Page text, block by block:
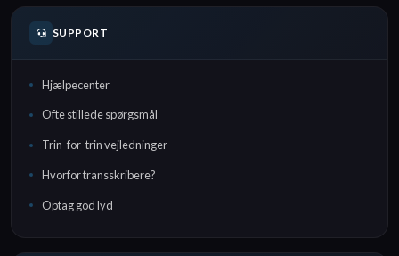
SUPPORT
Hjælpecenter
Ofte stillede spørgsmål
Trin-for-trin vejledninger
Hvorfor transskribere?
Optag god lyd